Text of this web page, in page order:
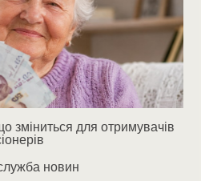
зміниться для отримувачів
новин